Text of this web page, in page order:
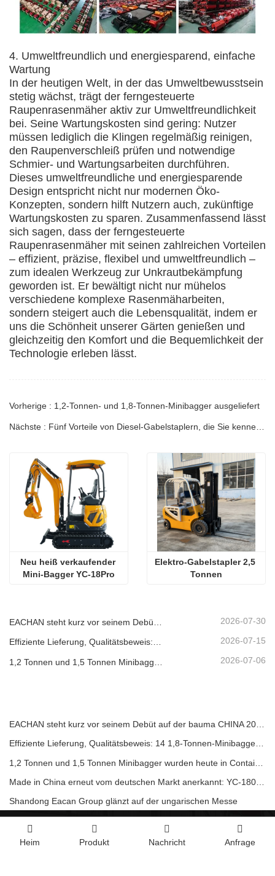
4. Umweltfreundlich und energiesparend, einfache
Wartung
In der heutigen Welt, in der das Umweltbewusstsein
stetig wächst, trägt der ferngesteuerte
Raupenrasenmäher aktiv zur Umweltfreundlichkeit
bei. Seine Wartungskosten sind gering: Nutzer
müssen lediglich die Klingen regelmäßig reinigen,
den Raupenverschleiß prüfen und notwendige
Schmier- und Wartungsarbeiten durchführen.
Dieses umweltfreundliche und energiesparende
Design entspricht nicht nur modernen Öko-
Konzepten, sondern hilft Nutzern auch, zukünftige
Wartungskosten zu sparen. Zusammenfassend lässt
sich sagen, dass der ferngesteuerte
Raupenrasenmäher mit seinen zahlreichen Vorteilen
– effizient, präzise, ​​flexibel und umweltfreundlich –
zum idealen Werkzeug zur Unkrautbekämpfung
geworden ist. Er bewältigt nicht nur mühelos
verschiedene komplexe Rasenmäharbeiten,
sondern steigert auch die Lebensqualität, indem er
uns die Schönheit unserer Gärten genießen und
gleichzeitig den Komfort und die Bequemlichkeit der
Technologie erleben lässt.
Vorherige : 1,2-Tonnen- und 1,8-Tonnen-Minibagger ausgeliefert
Neu heiß verkaufender
Mini-Bagger YC-18Pro
Elektro-Gabelstapler 2,5
Tonnen
2026-07-30
Effiziente Lieferung, Qualitätsbeweis: 14 1,8-Tonnen-Minibagger wurden erfolgreich versandt! 2026-07-15
2026-07-06
Effiziente Lieferung, Qualitätsbeweis: 14 1,8-Tonnen-Minibagger wurden erfolgreich versandt!
Shandong Eacan Group glänzt auf der ungarischen Messe
Heim Produkt Nachricht Anfrage